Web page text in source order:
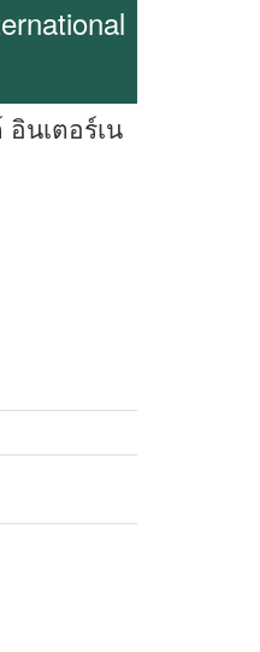
นเตอร์เน